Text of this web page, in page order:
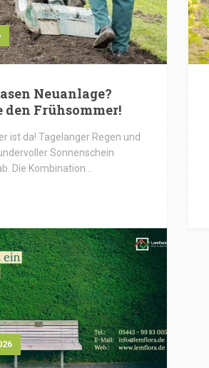
Neuanlage?
den Frühsommer!
ist da! Tagelanger Regen und
Sonnenschein
Die Kombination…